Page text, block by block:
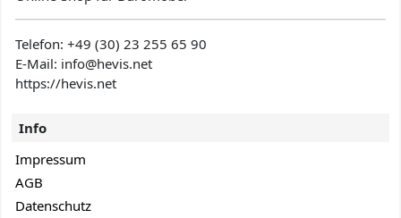
Telefon:+49 (30) 23 255 65 90
E-Mail: info@hevis.net
https://hevis.net
Info
Impressum
AGB
Datenschutz